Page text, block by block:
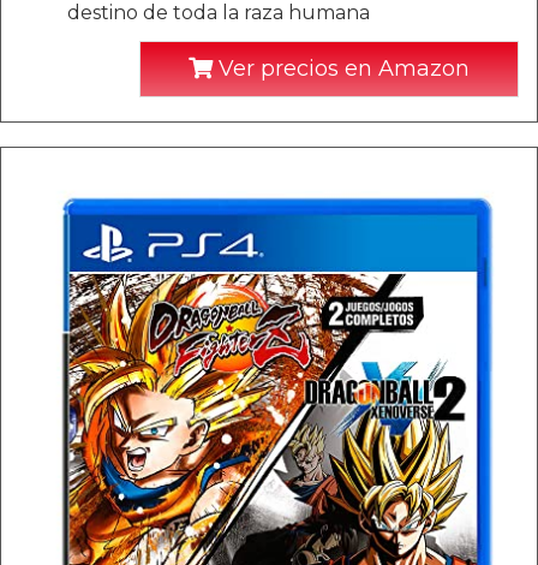
destino de toda la raza humana
Ver precios en Amazon